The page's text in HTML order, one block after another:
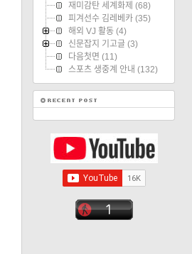
재미감탄 세계화제 (68)
피겨선수 김레베카 (35)
해외 VJ 활동 (4)
신문잡지 기고글 (3)
다음첫면 (11)
스포츠 생중계 안내 (132)